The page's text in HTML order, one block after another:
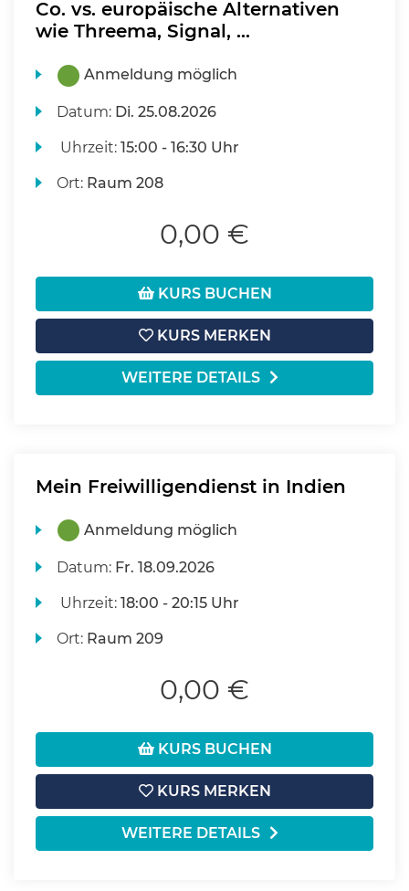
Co. vs. europäische Alternativen
wie Threema, Signal, …
Anmeldung möglich
Datum: Di. 25.08.2026
Uhrzeit:15:00 - 16:30 Uhr
Ort: Raum 208
0,00 €
KURS BUCHEN
KURS MERKEN
WEITERE DETAILS
Mein Freiwilligendienst in Indien
Anmeldung möglich
Datum: Fr. 18.09.2026
Uhrzeit:18:00 - 20:15 Uhr
Ort: Raum 209
0,00 €
KURS BUCHEN
KURS MERKEN
WEITERE DETAILS